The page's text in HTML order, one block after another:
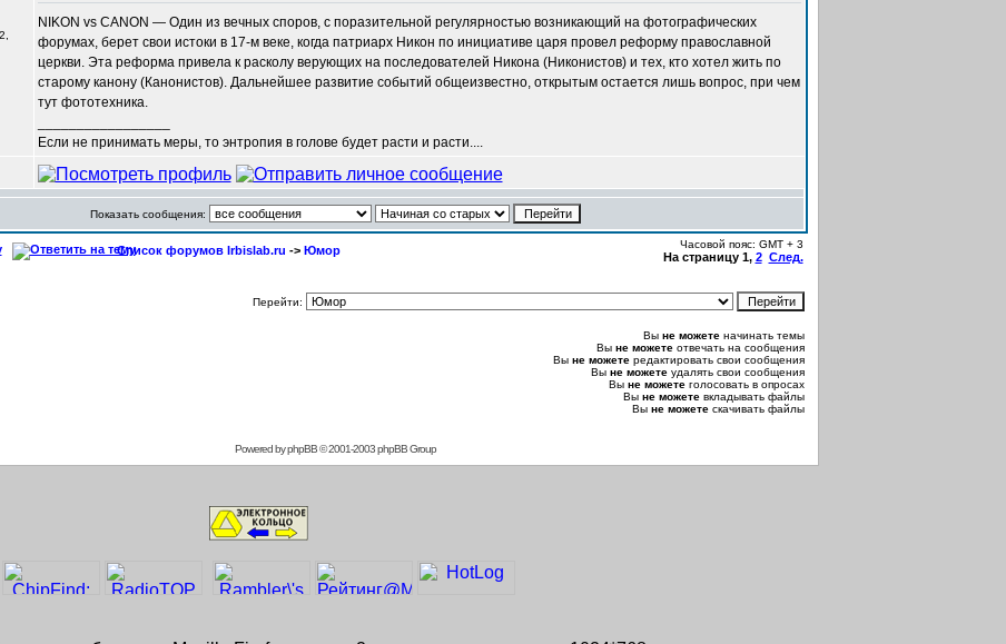
NIKON vs CANON — Один из вечных споров, с поразительной регулярностью возникающий на фотографических
форумах, берет свои истоки в 17-м веке, когда патриарх Никон по инициативе царя провел реформу православной
церкви. Эта реформа привела к расколу верующих на последователей Никона (Никонистов) и тех, кто хотел жить по
старому канону (Канонистов). Дальнейшее развитие событий общеизвестно, открытым остается лишь вопрос, при чем
тут фототехника.
Если не принимать меры, то энтропия в голове будет расти и расти....
Показать сообщения:
Список форумов Irbislab.ru -> Юмор Часовой пояс: GMT + 3
На страницу 1, 2 След.
Перейти:
Вы не можетеначинать темы
Вы не можетеотвечать на сообщения
Вы не можетередактировать свои сообщения
Вы не можетеудалять свои сообщения
Вы не можетеголосовать в опросах
Вы не можетевкладывать файлы
Вы не можетескачивать файлы
Powered byphpBB© 2001-2003 phpBB Group